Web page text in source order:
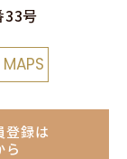
33号
登録は
ら